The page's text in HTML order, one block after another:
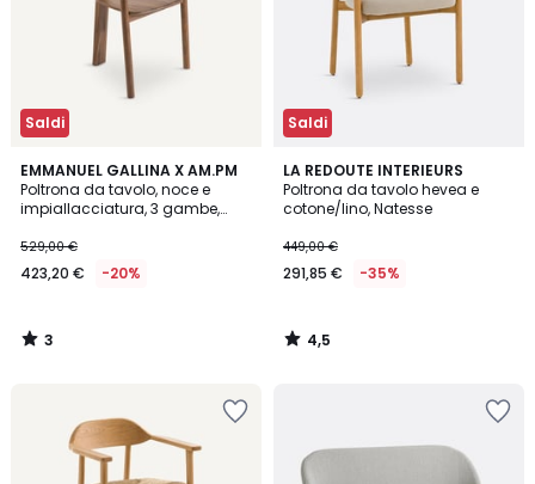
Saldi
EMMANUEL GALLINA X AM.PM
Poltrona da tavolo, noce e
impiallacciatura, 3 gambe,
Gallina
529,00 €
423,20 € -20%
3
/
5
3
/
Saldi
LA REDOUTE INTERIEURS
Poltrona da tavolo hevea e
cotone/lino, Natesse
449,00 €
291,85 € -35%
4,5
/ 5
4,5
/